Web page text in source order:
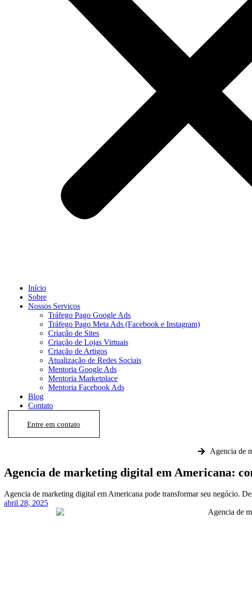
Início
Sobre
Nossos Serviços
Tráfego Pago Google Ads
Tráfego Pago Meta Ads (Facebook e Instagram)
Criação de Sites
Criação de Lojas Virtuais
Criação de Artigos
Atualização de Redes Sociais
Mentoria Google Ads
Mentoria Marketplace
Mentoria Facebook Ads
Blog
Contato
Entre em contato
Agencia de
Agencia de marketing digital em Americana:
Agencia de marketing digital em Americana pode transformar seu negócio.
abril 28, 2025